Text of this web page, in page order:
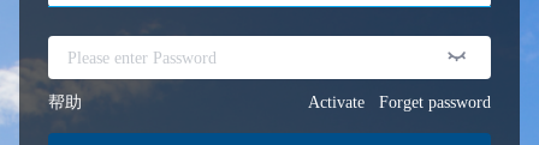
帮助 Activate Forget password